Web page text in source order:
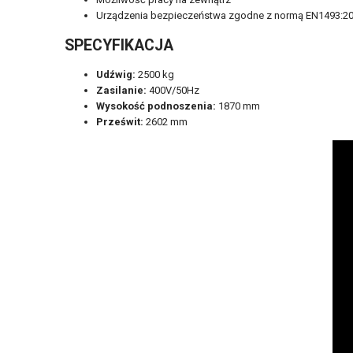
Urządzenia bezpieczeństwa zgodne z normą
SPECYFIKACJA
Udźwig: 2500 kg
Zasilanie: 400V/50Hz
Wysokość podnoszenia: 1870 mm
Prześwit: 2602 mm